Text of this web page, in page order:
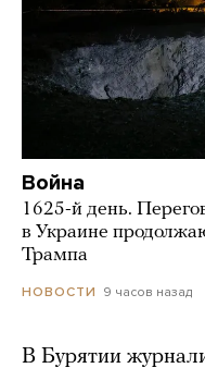
Война
1625-й день.
в Украине
Трампа
НОВОСТИ 9 часов назад
В Бурятии